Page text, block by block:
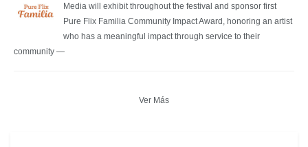
Media will exhibit throughout the festival and sponsor first
Pure Flix Familia Community Impact Award, honoring an artist
who has a meaningful impact through service to their
community —
Ver Más